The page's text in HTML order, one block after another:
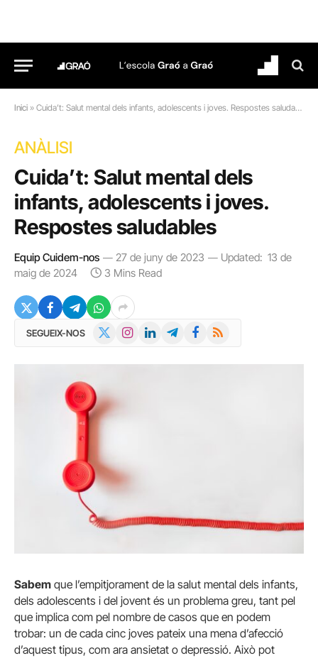
Inici » Cuida’t: Salut mental dels infants, adolescents i joves. Respostes saludables
ANÀLISI
Cuida’t: Salut mental dels
infants, adolescents i joves.
Respostes saludables
Equip Cuidem-nos 27 de juny de 2023 Updated: 13 de
maig de 2024
3 Mins Read
SEGUEIX-NOS InstagramLinkedInTelegramFacebook
RSS
Sabem que l’empitjorament de la salut mental dels infants,
dels adolescents i del jovent és un problema greu, tant pel
que implica com pel nombre de casos que en podem
trobar: un de cada cinc joves pateix una mena d’afecció
d’aquest tipus, com ara ansietat o depressió. Això pot